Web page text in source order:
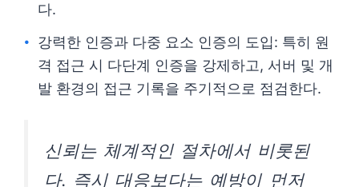
다.
강력한 인증과 다중 요소 인증의 도입: 특히 원
격 접근 시 다단계 인증을 강제하고, 서버 및 개
발 환경의 접근 기록을 주기적으로 점검한다.
신뢰는 체계적인 절차에서 비롯된
다. 즉시 대응보다는 예방이 먼저